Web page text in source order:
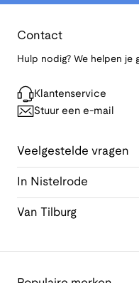
Contact
Hulp nodig? We helpen je
Klantenservice
Stuur een e-mail
Veelgestelde vragen
In Nistelrode
Van Tilburg